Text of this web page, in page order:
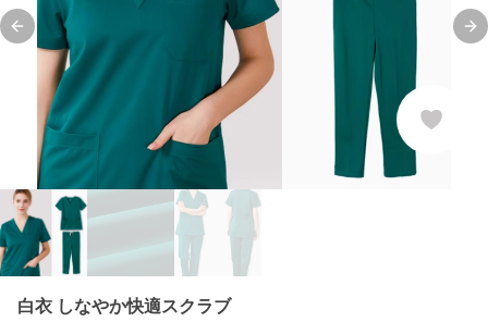
Previous slide
白衣 しなやか快適スクラブ